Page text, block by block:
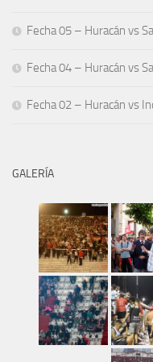
Fecha 05 – Huracán vs
Fecha 04 – Huracán vs
Fecha 02 – Huracán vs
GALERÍA